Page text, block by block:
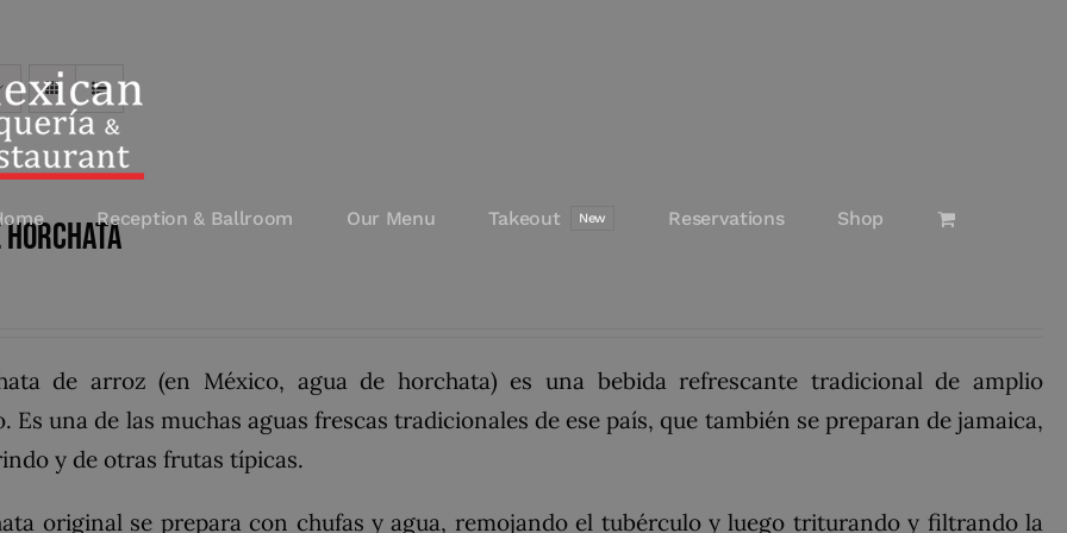
Reception & Ballroom Our Menu Takeout New Reservations Shop
Horchata
de arroz (en México, agua de horchata) es una bebida refrescante tradicional de amplio
Es una de las muchas aguas frescas tradicionales de ese país, que también se preparan de jamaica,
y de otras frutas típicas.
original se prepara con chufas y agua, remojando el tubérculo y luego triturando y filtrando la